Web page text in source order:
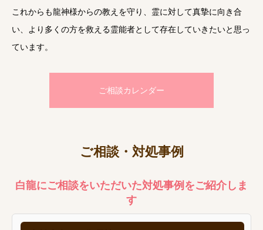
これからも龍神様からの教えを守り、霊に対して真摯に向き合
い、より多くの方を救える霊能者として存在していきたいと思っ
ています。
ご相談カレンダー
ご相談・対処事例
白龍にご相談をいただいた対処事例をご紹介しま
す